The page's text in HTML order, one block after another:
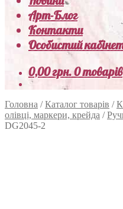
Арт-Блог
Контакти
Особистий
0,00грн.0 товарів
Головна /Каталог товарів /
олівці, маркери, крейда /
DG2045-2